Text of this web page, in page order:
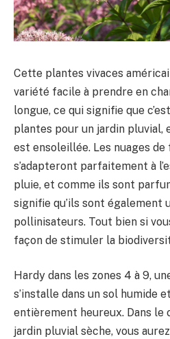
Cette plantes vivaces
variété facile à prendre en
longue, ce qui signifie que
plantes pour un jardin
est ensoleillée. Les nuages ​​de
s’adapteront parfaitement à
pluie, et comme ils sont
signifie qu’ils sont
pollinisateurs. Tout bien si
façon de stimuler la
Hardy dans les zones 4 à 9,
s’installe dans un sol humide
entièrement heureux. Dans le
jardin pluvial sèche, vous